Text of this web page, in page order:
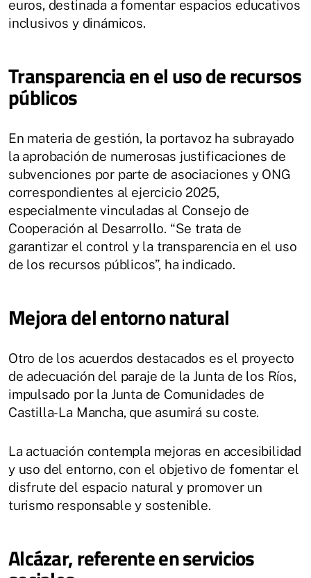
euros, destinada a fomentar espacios educativos
inclusivos y dinámicos.
Transparencia en el uso de recursos
públicos
En materia de gestión, la portavoz ha subrayado
la aprobación de numerosas justificaciones de
subvenciones por parte de asociaciones y ONG
correspondientes al ejercicio 2025,
especialmente vinculadas al Consejo de
Cooperación al Desarrollo. “Se trata de
garantizar el control y la transparencia en el uso
de los recursos públicos”, ha indicado.
Mejora del entorno natural
Otro de los acuerdos destacados es el proyecto
de adecuación del paraje de la Junta de los Ríos,
impulsado por la Junta de Comunidades de
Castilla-La Mancha, que asumirá su coste.
La actuación contempla mejoras en accesibilidad
y uso del entorno, con el objetivo de fomentar el
disfrute del espacio natural y promover un
turismo responsable y sostenible.
Alcázar, referente en servicios